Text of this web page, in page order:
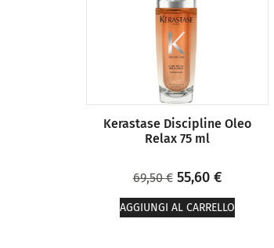
Kerastase Discipline Oleo
Relax 75 ml
69,50€ 55,60 €
AGGIUNGI AL CARRELLO